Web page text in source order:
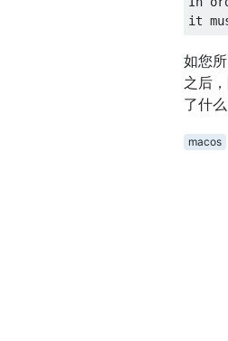
it
如您
之后，
了什么
macos